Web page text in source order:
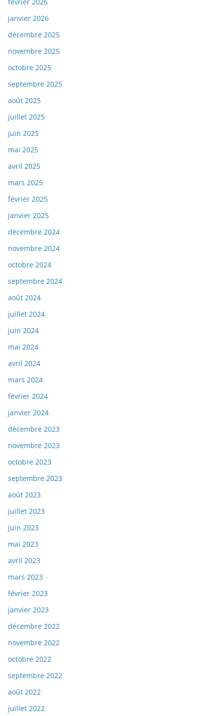
janvier 2026
décembre 2025
novembre 2025
octobre 2025
septembre 2025
août 2025
juillet 2025
juin 2025
mai 2025
avril 2025
mars 2025
février 2025
janvier 2025
décembre 2024
novembre 2024
octobre 2024
septembre 2024
août 2024
juillet 2024
juin 2024
mai 2024
avril 2024
mars 2024
février 2024
janvier 2024
décembre 2023
novembre 2023
octobre 2023
septembre 2023
août 2023
juillet 2023
juin 2023
mai 2023
avril 2023
mars 2023
février 2023
janvier 2023
décembre 2022
novembre 2022
octobre 2022
septembre 2022
août 2022
juillet 2022